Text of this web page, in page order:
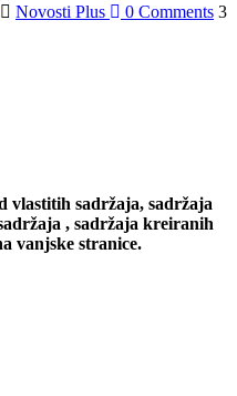
Novosti Plus 0 Comments 3
vlastitih sadržaja, sadržaja
, sadržaja kreiranih
vanjske stranice.